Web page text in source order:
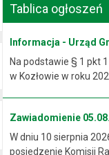
Tablica ogłoszeń
Informacja - Urząd
Na podstawie § 1 pkt
w Kozłowie w roku
Zawiadomienie
W dniu 10 sierpnia
posiedzenie Komisji